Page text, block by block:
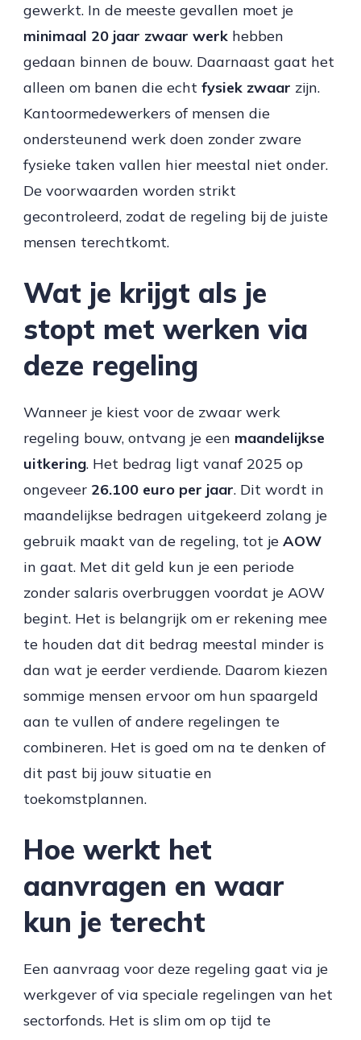
gewerkt. In de meeste gevallen moet je
minimaal 20 jaar zwaar werk hebben
gedaan binnen de bouw. Daarnaast gaat het
alleen om banen die echt fysiek zwaar zijn.
Kantoormedewerkers of mensen die
ondersteunend werk doen zonder zware
fysieke taken vallen hier meestal niet onder.
De voorwaarden worden strikt
gecontroleerd, zodat de regeling bij de juiste
mensen terechtkomt.
Wat je krijgt als je
stopt met werken via
deze regeling
Wanneer je kiest voor de zwaar werk
regeling bouw, ontvang je een maandelijkse
uitkering. Het bedrag ligt vanaf 2025 op
ongeveer 26.100 euro per jaar. Dit wordt in
maandelijkse bedragen uitgekeerd zolang je
gebruik maakt van de regeling, tot je AOW
in gaat. Met dit geld kun je een periode
zonder salaris overbruggen voordat je AOW
begint. Het is belangrijk om er rekening mee
te houden dat dit bedrag meestal minder is
dan wat je eerder verdiende. Daarom kiezen
sommige mensen ervoor om hun spaargeld
aan te vullen of andere regelingen te
combineren. Het is goed om na te denken of
dit past bij jouw situatie en
toekomstplannen.
Hoe werkt het
aanvragen en waar
kun je terecht
Een aanvraag voor deze regeling gaat via je
werkgever of via speciale regelingen van het
sectorfonds. Het is slim om op tijd te